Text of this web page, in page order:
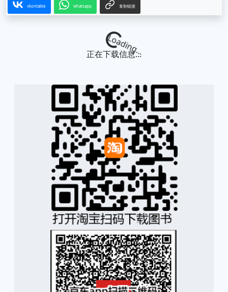
vkontakte whatsapp 复制链接
Loading...
正在下载信息...